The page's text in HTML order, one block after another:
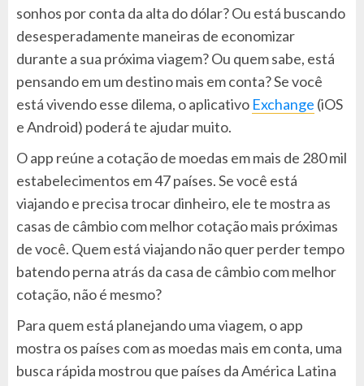
sonhos por conta da alta do dólar? Ou está buscando
desesperadamente maneiras de economizar
durante a sua próxima viagem? Ou quem sabe, está
pensando em um destino mais em conta? Se você
está vivendo esse dilema, o aplicativo Exchange (iOS
e Android) poderá te ajudar muito.
O app reúne a cotação de moedas em mais de 280 mil
estabelecimentos em 47 países. Se você está
viajando e precisa trocar dinheiro, ele te mostra as
casas de câmbio com melhor cotação mais próximas
de você. Quem está viajando não quer perder tempo
batendo perna atrás da casa de câmbio com melhor
cotação, não é mesmo?
Para quem está planejando uma viagem, o app
mostra os países com as moedas mais em conta, uma
busca rápida mostrou que países da América Latina